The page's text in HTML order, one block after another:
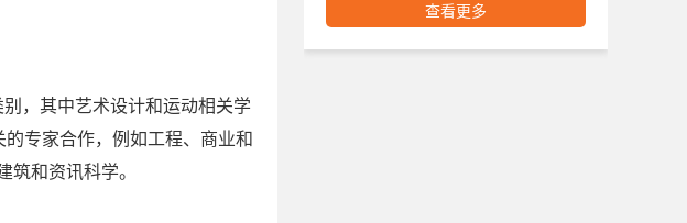
，其中艺术设计和运动相关学
专家合作，例如工程、商业和
和资讯科学。
查看更多